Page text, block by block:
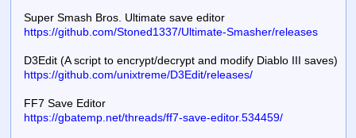
Super Smash Bros. Ultimate save editor
https://github.com/Stoned1337/Ultimate-Smasher/releases
D3Edit (A script to encrypt/decrypt and modify Diablo III saves)
https://github.com/unixtreme/D3Edit/releases/
FF7 Save Editor
https://gbatemp.net/threads/ff7-save-editor.534459/